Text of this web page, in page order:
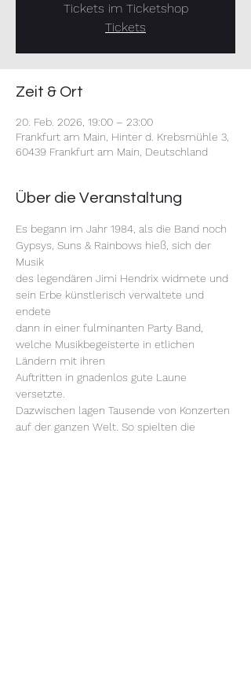
Tickets im Ticketshop
Tickets
Zeit & Ort
20. Feb. 2026, 19:00 – 23:00
Frankfurt am Main, Hinter d. Krebsmühle 3,
60439 Frankfurt am Main, Deutschland
Über die Veranstaltung
Es begann im Jahr 1984, als die Band noch
Gypsys, Suns & Rainbows hieß, sich der
Musik
des legendären Jimi Hendrix widmete und
sein Erbe künstlerisch verwaltete und
endete
dann in einer fulminanten Party Band,
welche Musikbegeisterte in etlichen
Ländern mit ihren
Auftritten in gnadenlos gute Laune
versetzte.
Dazwischen lagen Tausende von Konzerten
auf der ganzen Welt. So spielten die